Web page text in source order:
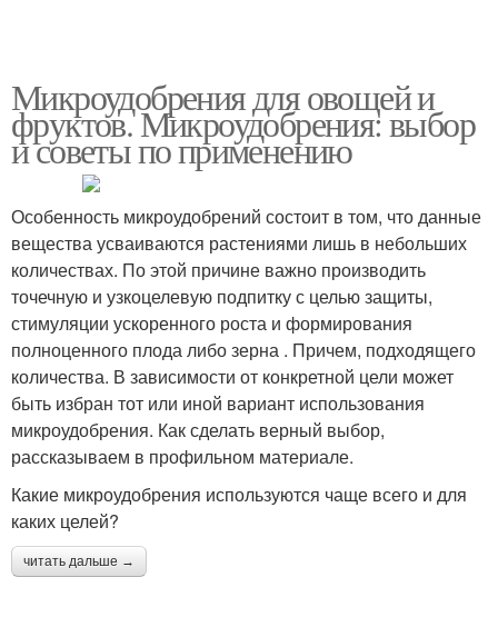
Микроудобрения для овощей и
фруктов. Микроудобрения: выбор
и советы по применению
Особенность микроудобрений состоит в том, что данные
вещества усваиваются растениями лишь в небольших
количествах. По этой причине важно производить
точечную и узкоцелевую подпитку с целью защиты,
стимуляции ускоренного роста и формирования
полноценного плода либо зерна . Причем, подходящего
количества. В зависимости от конкретной цели может
быть избран тот или иной вариант использования
микроудобрения. Как сделать верный выбор,
рассказываем в профильном материале.
Какие микроудобрения используются чаще всего и для
каких целей?
читать дальше →